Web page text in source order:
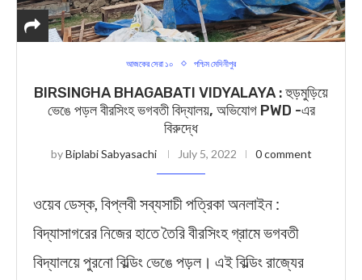
আজকের সেরা ১০ পশ্চিম মেদিনীপুর
BIRSINGHA BHAGABATI VIDYALAYA : হুড়মুড়িয়ে
ভেঙে পড়ল বীরসিংহ ভগবতী বিদ্যালয়, অভিযোগ PWD -এর
বিরুদ্ধে
byBiplabi Sabyasachi July 5, 2022 0 comment
ওয়েব ডেস্ক, বিপ্লবী সব্যসাচী পত্রিকা অনলাইন :
বিদ্যাসাগরের নিজের হাতে তৈরি বীরসিংহ গ্রামে ভগবতী
বিদ্যালয়ে পুরনো বিল্ডিং ভেঙে পড়ল। এই বিল্ডিং রাজ্যের